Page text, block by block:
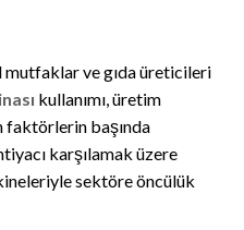
ve gıda üreticileri
kullanımı, üretim
faktörlerin başında
karşılamak üzere
sektöre öncülük